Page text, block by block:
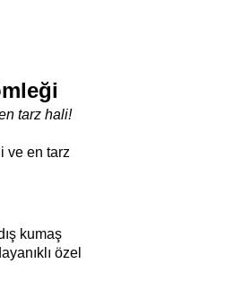
tarz hali!
ve en tarz
kumaş
özel